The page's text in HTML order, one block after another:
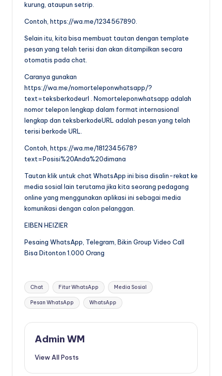
kurung, ataupun setrip.
Contoh, https://wa.me/1234567890.
Selain itu, kita bisa membuat tautan dengan template
pesan yang telah terisi dan akan ditampilkan secara
otomatis pada chat.
Caranya gunakan
https://wa.me/nomorteleponwhatsapp/?
text=teksberkodeurl . Nomorteleponwhatsapp adalah
nomor telepon lengkap dalam format internasional
lengkap dan teksberkodeURL adalah pesan yang telah
terisi berkode URL.
Contoh, https://wa.me/1812345678?
text=Posisi%20Anda%20dimana
Tautan klik untuk chat WhatsApp ini bisa disalin-rekat ke
media sosial lain terutama jika kita seorang pedagang
online yang menggunakan aplikasi ini sebagai media
komunikasi dengan calon pelanggan.
EIBEN HEIZIER
Pesaing WhatsApp, Telegram, Bikin Group Video Call
Bisa Ditonton 1.000 Orang
Tags:
Chat Fitur WhatsApp Media Sosial
Pesan WhatsApp WhatsApp
Admin WM
View All Posts